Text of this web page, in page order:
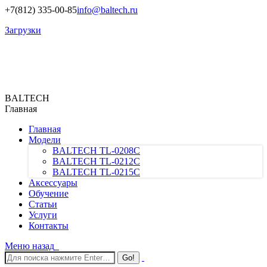
+7(812) 335-00-85info@baltech.ru
Загрузки
BALTECH
Главная
Главная
Модели
BALTECH TL-0208C
BALTECH TL-0212C
BALTECH TL-0215C
Аксессуары
Обучение
Статьи
Услуги
Контакты
Меню назад